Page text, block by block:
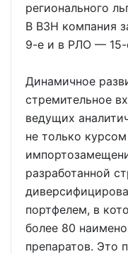
регионального
В ВЗН компания
9-е и в РЛО — 15-
Динамичное
стремительное
ведущих
не только
разработанной
портфелем, в
более 80
препаратов. Это